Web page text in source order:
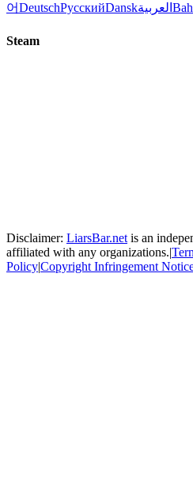
어DeutschРусскийDanskالعربية
Steam
Disclaimer: LiarsBar.net is an
affiliated with any organizations.|
Policy|Copyright Infringement